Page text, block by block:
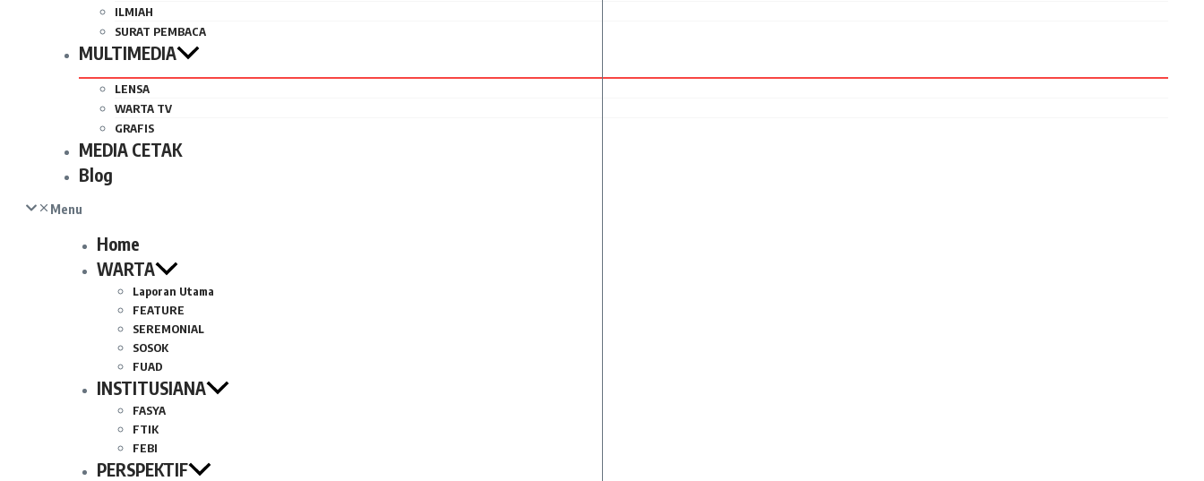
ILMIAH
SURAT PEMBACA
MULTIMEDIA
LENSA
WARTA TV
GRAFIS
MEDIA CETAK
Blog
Menu
Home
WARTA
Laporan Utama
FEATURE
SEREMONIAL
SOSOK
FUAD
INSTITUSIANA
FASYA
FTIK
FEBI
PERSPEKTIF